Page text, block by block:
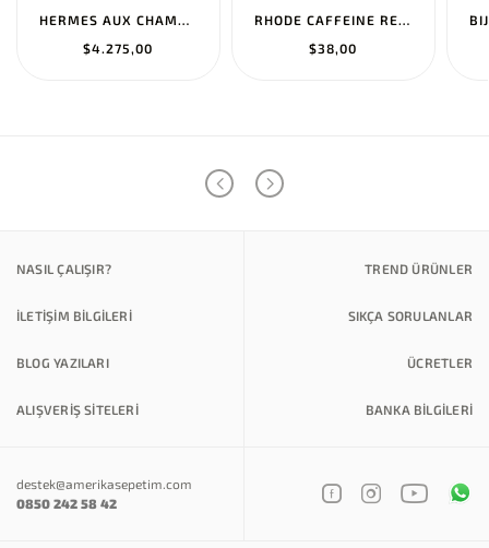
HERMES AUX CHAMPS EN FLEURS" PANTS NOIR
$4.275,00
RHODE CAFFEINE RESET SCULPTING CREAM MASK
$38,00
NASIL ÇALIŞIR? TREND ÜRÜNLER
İLETİŞİM BİLGİLERİ SIKÇA SORULANLAR
BLOG YAZILARI ÜCRETLER
ALIŞVERİŞ SİTELERİ BANKA BILGILERI
destek@amerikasepetim.com
0850 242 58 42